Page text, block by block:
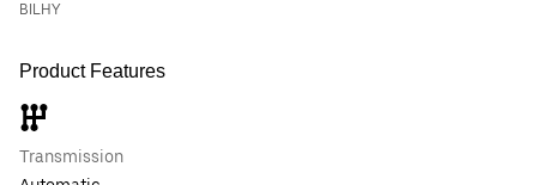
BILHY
Product Features
Transmission